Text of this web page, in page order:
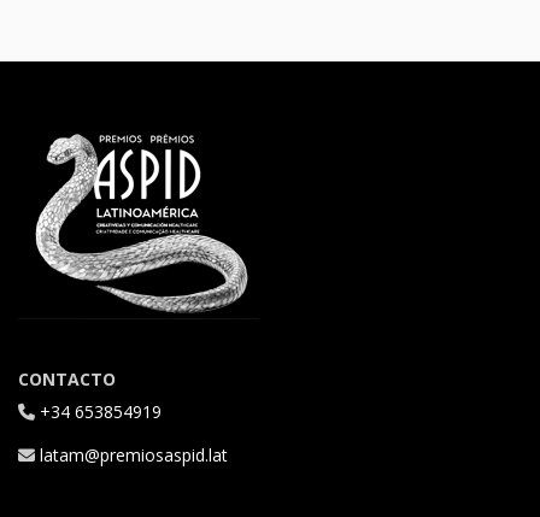
CONTACTO
+34 653854919
latam@premiosaspid.lat